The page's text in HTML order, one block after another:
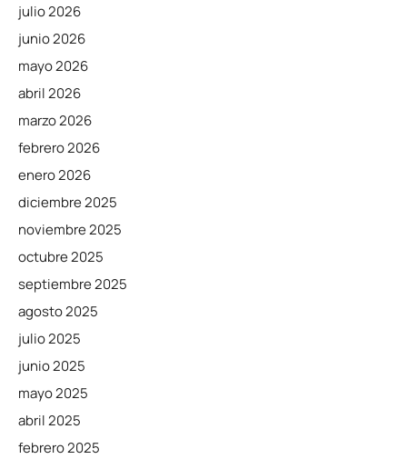
julio 2026
junio 2026
mayo 2026
abril 2026
marzo 2026
febrero 2026
enero 2026
diciembre 2025
noviembre 2025
octubre 2025
septiembre 2025
agosto 2025
julio 2025
junio 2025
mayo 2025
abril 2025
febrero 2025